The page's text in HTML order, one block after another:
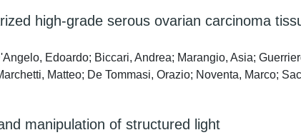
high-grade serous ovarian carcinoma
Edoardo; Biccari, Andrea; Marangio, Asia;
Matteo; De Tommasi, Orazio; Noventa, Marco;
manipulation of structured light